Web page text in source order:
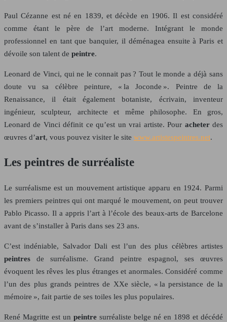
Paul Cézanne est né en 1839, et décède en 1906. Il est considéré
comme étant le père de l’art moderne. Intégrant le monde
professionnel en tant que banquier, il déménagea ensuite à Paris et
dévoile son talent de peintre.
Leonard de Vinci, qui ne le connait pas ? Tout le monde a déjà sans
doute vu sa célèbre peinture, « la Joconde ». Peintre de la
Renaissance, il était également botaniste, écrivain, inventeur
ingénieur, sculpteur, architecte et même philosophe. En gros,
Leonard de Vinci définit ce qu’est un vrai artiste. Pour acheterdes
œuvres d’art, vous pouvez visiter le site www.artistespeintres.net.
Les peintres de surréaliste
Le surréalisme est un mouvement artistique apparu en 1924. Parmi
les premiers peintres qui ont marqué le mouvement, on peut trouver
Pablo Picasso. Il a appris l’art à l’école des beaux-arts de Barcelone
avant de s’installer à Paris dans ses 23 ans.
C’est indéniable, Salvador Dali est l’un des plus célèbres artistes
peintres de surréalisme. Grand peintre espagnol, ses œuvres
évoquent les rêves les plus étranges et anormales. Considéré comme
l’un des plus grands peintres de XXe siècle, « la persistance de la
mémoire », fait partie de ses toiles les plus populaires.
René Magritte est un peintre surréaliste belge né en 1898 et décédé